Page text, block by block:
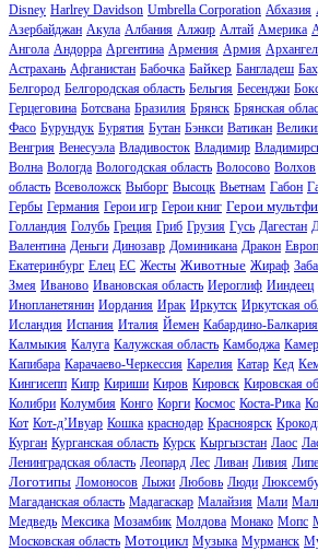
Disney Harlrey Davidson Umbrella Corporation Абхазия
Азербайджан Акула Албания Алжир Алтай Америка
Ангола Андорра Аргентина Армения Армия
Астрахань Афганистан Бабочка Байкер Бангладеш
Белгород Белгородская область Бельгия Бесенджи
Герцеговина Ботсвана Бразилия Брянск Брянская
Фасо Бурундук Бурятия Бутан Бэнкси Ватикан
Венгрия Венесуэла Владивосток Владимир
Волна Вологда Вологодская область Волосово Волхов
область Всеволожск Выборг Высоцк Вьетнам Габон
Гербы Германия Герои игр Герои книг Герои
Голландия Голубь Греция Гриб Грузия Гусь Дагестан
Валентина Деньги Динозавр Доминикана Дракон
Екатеринбург Елец ЕС Жесты Животные Жираф
Змея Иваново Ивановская область Иероглиф Ииндеец
Инопланетянин Иордания Ирак Иркутск Иркутская
Исландия Испания Италия Йемен Кабардино-Балкария
Калмыкия Калуга Калужская область Камбоджа
Капибара Карачаево-Черкессия Карелия Катар Кед
Кингисепп Кипр Кириши Киров Кировск Кировская
Колибри Колумбия Конго Корги Космос Коста-Рика
Кот Кот-д’Ивуар Кошка краснодар Красноярск
Курган Курганская область Курск Кыргызстан Лаос
Ленинградская область Леопард Лес Ливан Ливия
Логотипы Ломоносов Лыжи Любовь Люди
Магаданская область Мадагаскар Малайзия Мали
Медведь Мексика Мозамбик Молдова Монако Мопс
Московская область Мотоцикл Музыка Мурманск